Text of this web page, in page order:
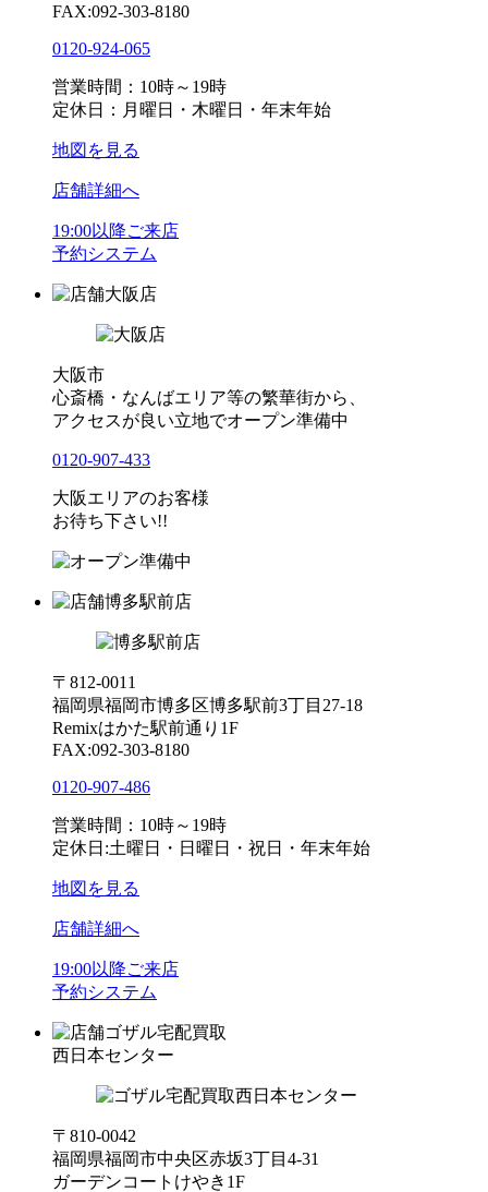
FAX:092-303-8180
0120-924-065
営業時間：10時～19時
定休日：月曜日・木曜日・年末年始
地図を見る
店舗詳細へ
19:00以降ご来店
予約システム
大阪店
大阪市
心斎橋・なんばエリア等の繁華街から、
アクセスが良い立地でオープン準備中
0120-907-433
大阪エリアのお客様
お待ち下さい!!
博多駅前店
〒812-0011
福岡県福岡市博多区博多駅前3丁目27-18
Remixはかた駅前通り1F
FAX:092-303-8180
0120-907-486
営業時間：10時～19時
定休日:土曜日・日曜日・祝日・年末年始
地図を見る
店舗詳細へ
19:00以降ご来店
予約システム
ゴザル宅配買取
西日本センター
〒810-0042
福岡県福岡市中央区赤坂3丁目4-31
ガーデンコートけやき1F